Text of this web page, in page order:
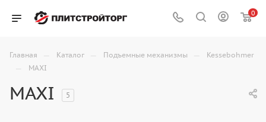
0
Главная — Каталог — Подъемные механизмы — Kessebohmer
— MAXI
MAXI 5